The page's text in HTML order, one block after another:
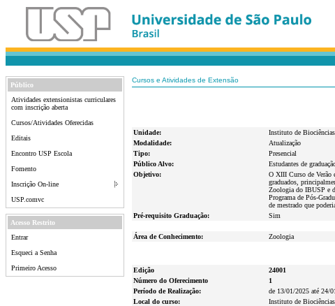
Público
Atividades extensionistas curriculares
com inscrição aberta
Cursos/Atividades Oferecidas
Editais
Encontro USP Escola
Fomento
Inscrição On-line
USP.comvc
Acesso Restrito
Entrar
Esqueci a Senha
Primeiro Acesso
Cursos e Atividades de Extensão
Unidade:
Instituto de Biociências
Modalidade:
Atualização
Tipo:
Presencial
Público Alvo:
Estudantes de
Objetivo:
O XIII Curso de Verão
graduados,
Zoologia do IBUSP e
Programa de Pós-
de mestrado que
Pré-requisito Graduação:
Sim
Área de Conhecimento: Zoologia
Edição
24001
Número do Oferecimento
1
Período de Realização:
de 13/01/2025 até 24/
Local do curso:
Instituto de